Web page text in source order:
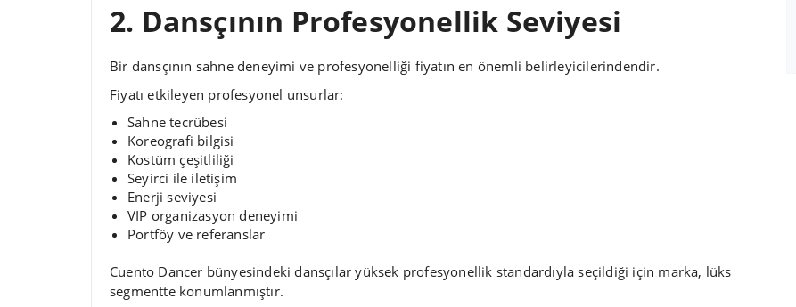
2. Dansçının Profesyonellik Seviyesi
Bir dansçının sahne deneyimi ve profesyonelliği fiyatın en önemli belirleyicilerindendir.
Fiyatı etkileyen profesyonel unsurlar:
Sahne tecrübesi
Koreografi bilgisi
Kostüm çeşitliliği
Seyirci ile iletişim
Enerji seviyesi
VIP organizasyon deneyimi
Portföy ve referanslar
Cuento Dancer bünyesindeki dansçılar yüksek profesyonellik standardıyla seçildiği için marka, lüks
segmentte konumlanmıştır.